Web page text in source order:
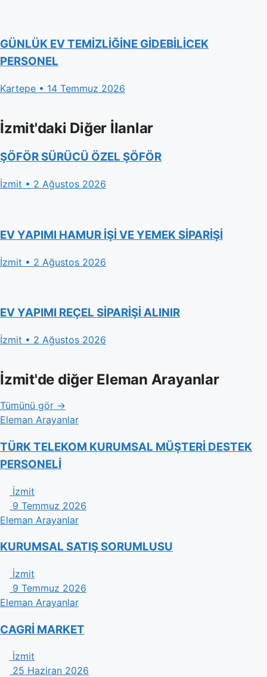
GÜNLÜK EV TEMİZLİĞİNE GİDEBİLİCEK
PERSONEL
Kartepe • 14 Temmuz 2026
İzmit'daki Diğer İlanlar
ŞÖFÖR SÜRÜCÜ ÖZEL ŞÖFÖR
İzmit • 2 Ağustos 2026
EV YAPIMI HAMUR İŞİ VE YEMEK SİPARİŞİ
İzmit • 2 Ağustos 2026
EV YAPIMI REÇEL SİPARİŞİ ALINIR
İzmit • 2 Ağustos 2026
İzmit'de diğer Eleman Arayanlar
Tümünü gör →
Eleman Arayanlar
TÜRK TELEKOM KURUMSAL MÜŞTERİ DESTEK
PERSONELİ
İzmit
9 Temmuz 2026
Eleman Arayanlar
KURUMSAL SATIŞ SORUMLUSU
İzmit
9 Temmuz 2026
Eleman Arayanlar
CAGRİ MARKET
İzmit
25 Haziran 2026